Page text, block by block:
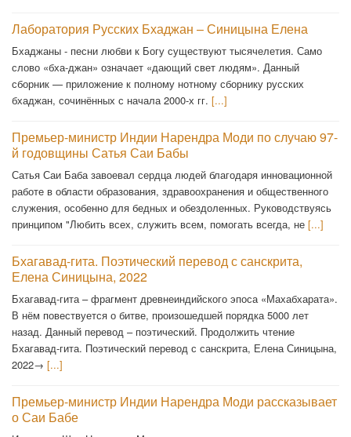
Лаборатория Русских Бхаджан – Синицына Елена
Бхаджаны - песни любви к Богу существуют тысячелетия. Само
слово «бха-джан» означает «дающий свет людям». Данный
сборник — приложение к полному нотному сборнику русских
бхаджан, сочинённых с начала 2000-х гг. [...]
Премьер-министр Индии Нарендра Моди по случаю 97-
й годовщины Сатья Саи Бабы
Сатья Саи Баба завоевал сердца людей благодаря инновационной
работе в области образования, здравоохранения и общественного
служения, особенно для бедных и обездоленных. Руководствуясь
принципом "Любить всех, служить всем, помогать всегда, не [...]
Бхагавад-гита. Поэтический перевод с санскрита,
Елена Синицына, 2022
Бхагавад-гита – фрагмент древнеиндийского эпоса «Махабхарата».
В нём повествуется о битве, произошедшей порядка 5000 лет
назад. Данный перевод – поэтический. Продолжить чтение
Бхагавад-гита. Поэтический перевод с санскрита, Елена Синицына,
2022→ [...]
Премьер-министр Индии Нарендра Моди рассказывает
о Саи Бабе